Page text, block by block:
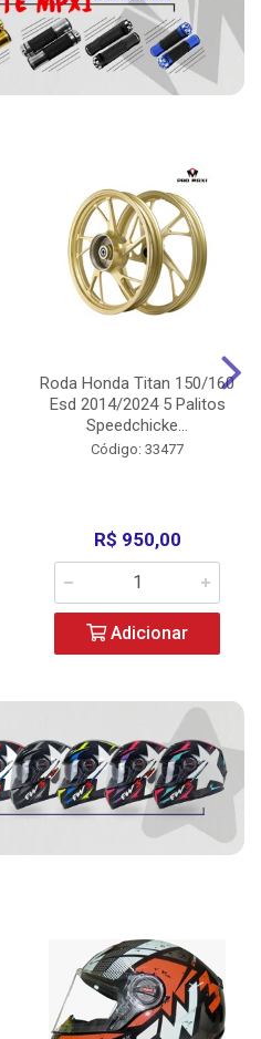
Roda Honda Titan 150/160
Esd 2014/2024 5 Palitos
Speedchicke...
Código: 33477
R$ 950,00
Adicionar